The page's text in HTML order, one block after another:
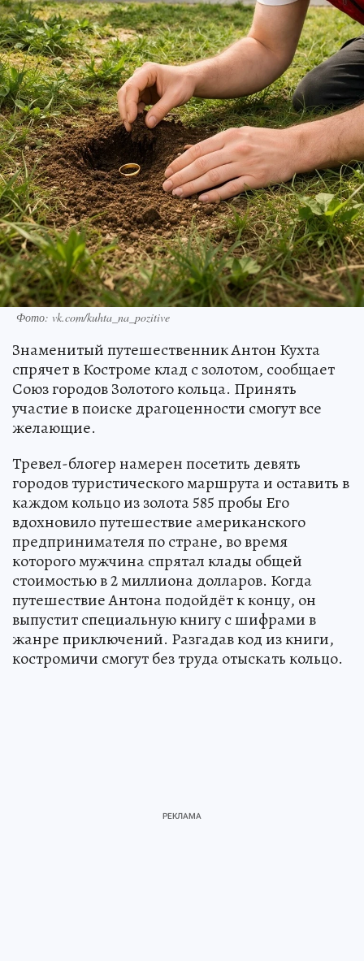
Фото: vk.com/kuhta_na_pozitive
Знаменитый путешественник Антон Кухта
спрячет в Костроме клад с золотом, сообщает
Союз городов Золотого кольца. Принять
участие в поиске драгоценности смогут все
желающие.
Тревел-блогер намерен посетить девять
городов туристического маршрута и оставить в
каждом кольцо из золота 585 пробы Его
вдохновило путешествие американского
предпринимателя по стране, во время
которого мужчина спрятал клады общей
стоимостью в 2 миллиона долларов. Когда
путешествие Антона подойдёт к концу, он
выпустит специальную книгу с шифрами в
жанре приключений. Разгадав код из книги,
костромичи смогут без труда отыскать кольцо.